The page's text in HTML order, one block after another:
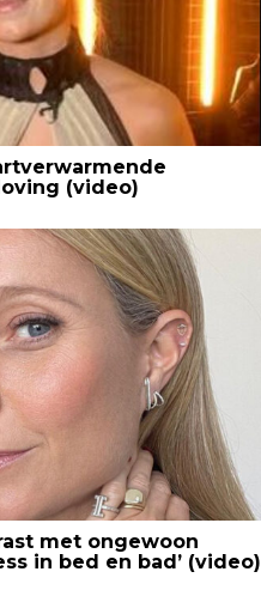
(video)
met ongewoon
in bed en bad’ (video)